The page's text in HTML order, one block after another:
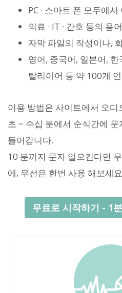
PC · 스마트 폰 모두에
의료 · IT · 간호 등의 용
자막 파일의 작성이나,
영어, 중국어, 일본어,
탈리아어 등 약 100개
이용 방법은 사이트에서 오
초 ~ 수십 분에서 순식간에
들어갑니다.
10 분까지 문자 일으킨다면
에, 우선은 한번 사용 해보세
무료로 시작하기 - 1